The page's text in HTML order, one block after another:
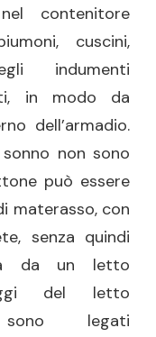
contenitore
cuscini,
indumenti
in modo da
dell’armadio.
non sono
può essere
materasso, con
senza quindi
da un letto
del letto
legati